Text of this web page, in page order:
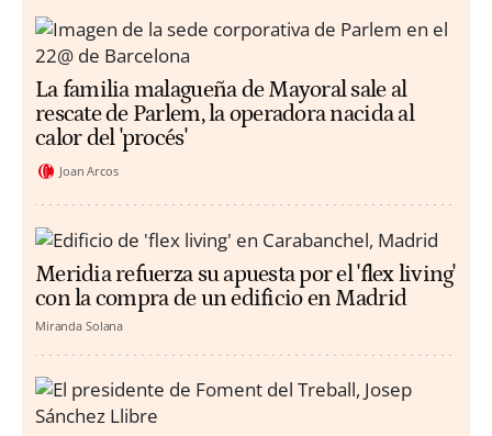
La familia malagueña de Mayoral sale al
rescate de Parlem, la operadora nacida al
calor del 'procés'
Joan Arcos
Meridia refuerza su apuesta por el 'flex living'
con la compra de un edificio en Madrid
Miranda Solana